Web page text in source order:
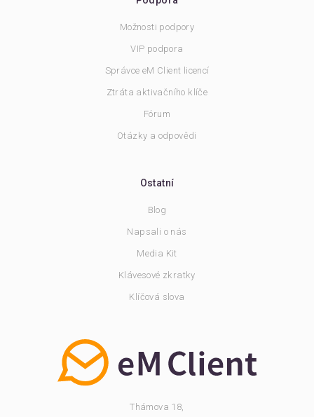
Možnosti podpory
VIP podpora
Správce eM Client licencí
Ztráta aktivačního klíče
Fórum
Otázky a odpovědi
Ostatní
Blog
Napsali o nás
Media Kit
Klávesové zkratky
Klíčová slova
Thámova 18,